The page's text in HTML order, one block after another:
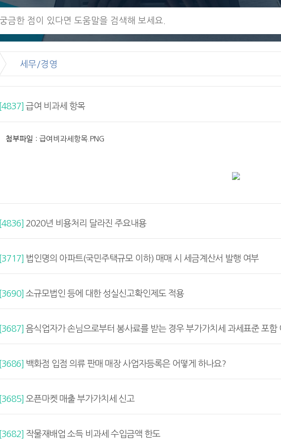
세무/경영
[4837] 급여 비과세 항목
첨부파일 : 급여비과세항목.PNG
[4836] 2020년 비용처리 달라진 주요내용
[3717] 법인명의 아파트(국민주택규모 이하) 매매 시 세금계산서 발행 여부
[3690] 소규모법인 등에 대한 성실신고확인제도 적용
[3687] 음식업자가 손님으로부터 봉사료를 받는 경우 부가가치세 과세표준 포함
[3686] 백화점 입점 의류 판매 매장 사업자등록은 어떻게 하나요?
[3685] 오픈마켓 매출 부가가치세 신고
[3682] 작물재배업 소득 비과세 수입금액 한도